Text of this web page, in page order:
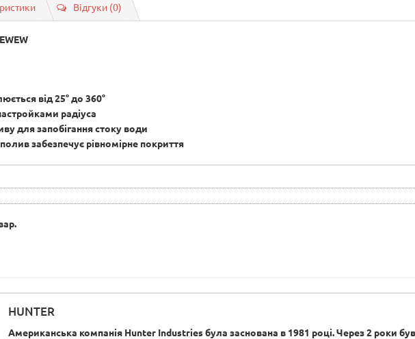
Відгуки (0)
від 25° до 360°
радіуса
для запобігання стоку води
забезпечує рівномірне покриття
HUNTER
Американська компанія Hunter Industries була заснована в 1981 році. Через 2 роки